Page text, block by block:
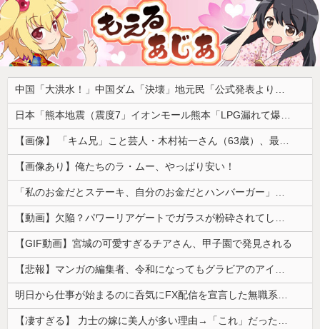
中国「大洪水！」中国ダム「決壊」地元民「公式発表より死者多い！」中国政府「住民拘束！（安否不明」中国当局「救助隊動画も削除」台風13号「三峡ﾀﾞﾑ接近中」→
日本「熊本地震（震度7」イオンモール熊本「LPG漏れて爆発（液化石油ｶﾞｽ」日本「爆発で火災が吹き飛ぶ（爆轟発生説」ハビタ「遺族説明の虚偽を認める（営業部長発言」→
【画像】 「キム兄」こと芸人・木村祐一さん（63歳）、最新の松本人志さんとのツーショットが完全に別人だとネット騒然！ 「マジで誰かわからん」...
【画像あり】俺たちのラ・ムー、やっぱり安い！
「私のお金だとステーキ、自分のお金だとハンバーガー」友人の食費を3か月出し続けた私に限界が来た話
【動画】欠陥？パワーリアゲートでガラスが粉砕されてしまうトヨタ・セコイア。
【GIF動画】宮城の可愛すぎるチアさん、甲子園で発見される
【悲報】マンガの編集者、令和になってもグラビアのアイドルを美味しくいただいていた模様。小学館第三者委員会が公表
明日から仕事が始まるのに呑気にFX配信を宣言した無職系垢、職場の上司にアカウントを把握されていた結果……
【凄すぎる】 力士の嫁に美人が多い理由→「これ」だったｗｗｗｗｗｗｗ